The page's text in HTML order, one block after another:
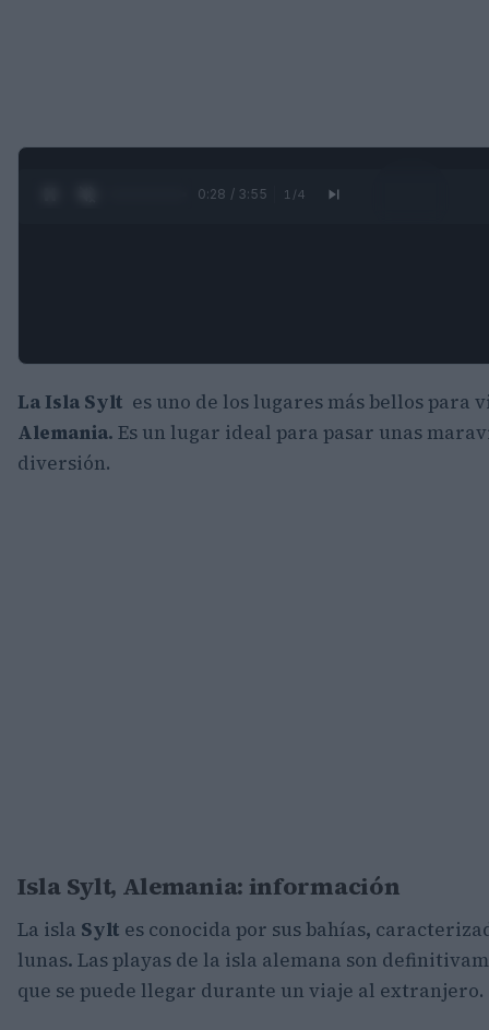
0:29 / 3:55 1 /4
La Isla Sylt es uno de los lugares más bellos
Alemania. Es un lugar ideal para pasar unas
diversión.
Isla Sylt, Alemania: información
La isla Sylt es conocida por sus bahías,
lunas. Las playas de la isla alemana son
que se puede llegar durante un viaje al extranjero.